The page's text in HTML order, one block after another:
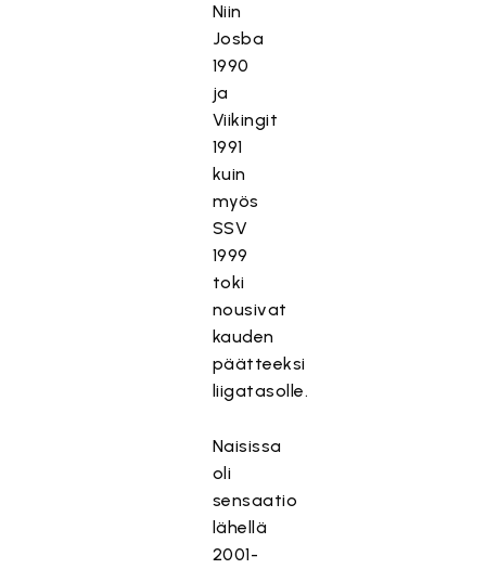
Niin
Josba
1990
ja
Viikingit
1991
kuin
myös
SSV
1999
toki
nousivat
kauden
päätteeksi
liigatasolle.
Naisissa
oli
sensaatio
lähellä
2001-